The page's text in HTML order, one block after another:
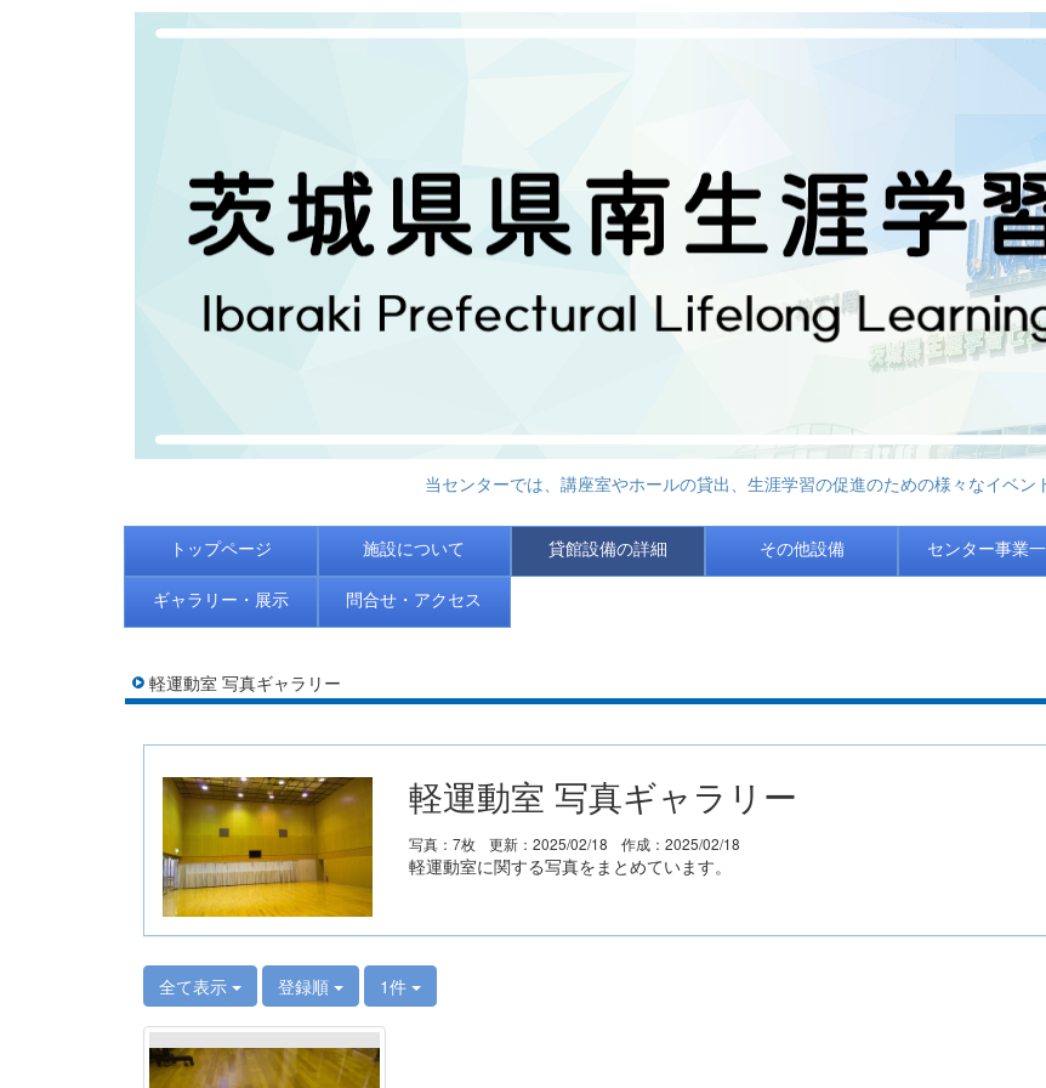
当センターでは、講座室やホールの貸出、生涯学習の促進のための様々なイベン
トップページ 施設について 貸館設備の詳細 その他設備 センター事業
ギャラリー・展示 問合せ・アクセス
軽運動室 写真ギャラリー
軽運動室 写真ギャラリー
写真：7枚 更新：2025/02/18 作成：2025/02/18
軽運動室に関する写真をまとめています。
全て表示 登録順 1件